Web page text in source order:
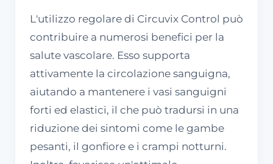
L'utilizzo regolare di Circuvix Control può
contribuire a numerosi benefici per la
salute vascolare. Esso supporta
attivamente la circolazione sanguigna,
aiutando a mantenere i vasi sanguigni
forti ed elastici, il che può tradursi in una
riduzione dei sintomi come le gambe
pesanti, il gonfiore e i crampi notturni.